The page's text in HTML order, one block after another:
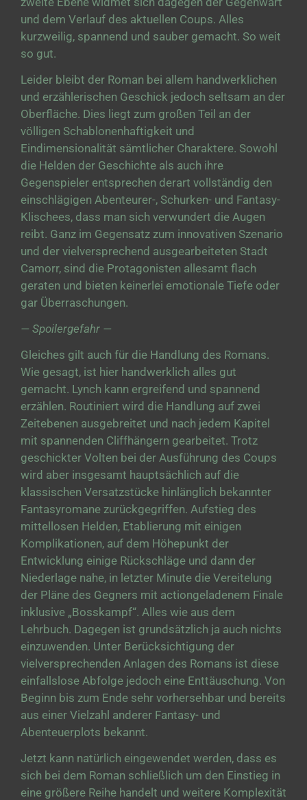
und dem Verlauf des aktuellen Coups. Alles
kurzweilig, spannend und sauber gemacht. So weit
so gut.
Leider bleibt der Roman bei allem handwerklichen
und erzählerischen Geschick jedoch seltsam an der
Oberfläche. Dies liegt zum großen Teil an der
völligen Schablonenhaftigkeit und
Eindimensionalität sämtlicher Charaktere. Sowohl
die Helden der Geschichte als auch ihre
Gegenspieler entsprechen derart vollständig den
einschlägigen Abenteurer-, Schurken- und Fantasy-
Klischees, dass man sich verwundert die Augen
reibt. Ganz im Gegensatz zum innovativen Szenario
und der vielversprechend ausgearbeiteten Stadt
Camorr, sind die Protagonisten allesamt flach
geraten und bieten keinerlei emotionale Tiefe oder
gar Überraschungen.
— Spoilergefahr —
Gleiches gilt auch für die Handlung des Romans.
Wie gesagt, ist hier handwerklich alles gut
gemacht. Lynch kann ergreifend und spannend
erzählen. Routiniert wird die Handlung auf zwei
Zeitebenen ausgebreitet und nach jedem Kapitel
mit spannenden Cliffhängern gearbeitet. Trotz
geschickter Volten bei der Ausführung des Coups
wird aber insgesamt hauptsächlich auf die
klassischen Versatzstücke hinlänglich bekannter
Fantasyromane zurückgegriffen. Aufstieg des
mittellosen Helden, Etablierung mit einigen
Komplikationen, auf dem Höhepunkt der
Entwicklung einige Rückschläge und dann der
Niederlage nahe, in letzter Minute die Vereitelung
der Pläne des Gegners mit actiongeladenem Finale
inklusive „Bosskampf“. Alles wie aus dem
Lehrbuch. Dagegen ist grundsätzlich ja auch nichts
einzuwenden. Unter Berücksichtigung der
vielversprechenden Anlagen des Romans ist diese
einfallslose Abfolge jedoch eine Enttäuschung. Von
Beginn bis zum Ende sehr vorhersehbar und bereits
aus einer Vielzahl anderer Fantasy- und
Abenteuerplots bekannt.
Jetzt kann natürlich eingewendet werden, dass es
sich bei dem Roman schließlich um den Einstieg in
eine größere Reihe handelt und weitere Komplexität